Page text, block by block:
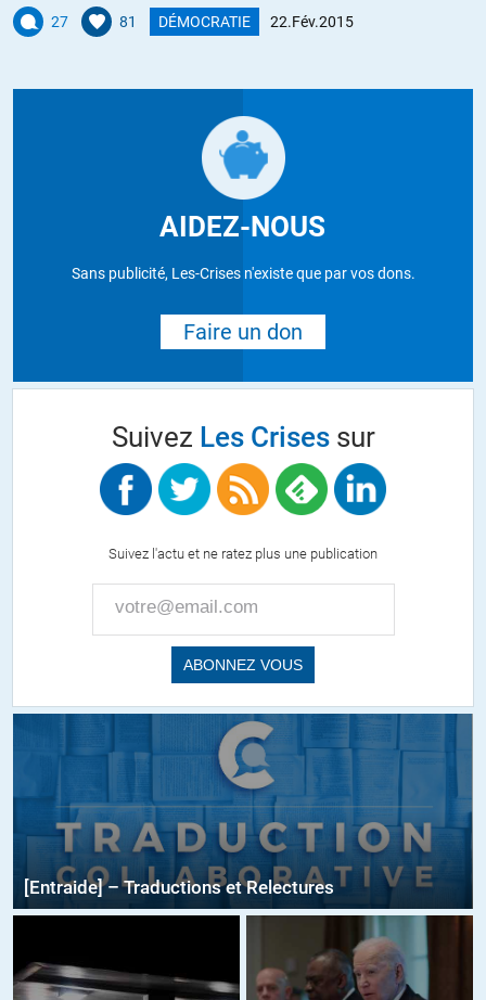
27 81 DÉMOCRATIE 22.Fév.2015
AIDEZ-NOUS
Sans publicité, Les-Crises n'existe que par vos dons.
Faire un don
Suivez Les Crisessur
Suivez l'actu et ne ratez plus une publication
[Entraide] – Traductions et Relectures